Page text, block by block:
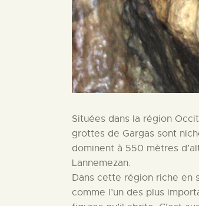
Situées dans la région
grottes de Gargas sont
dominent à 550 mètres
Lannemezan.
Dans cette région riche en
comme l’un des plus